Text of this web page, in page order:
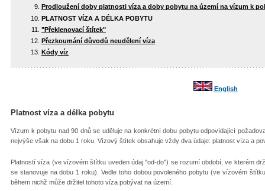
Prodloužení doby platnosti víza a doby pobytu na území na vízum k
PLATNOST VÍZA A DÉLKA POBYTU
"Překlenovací štítek"
Přezkoumání důvodů neudělení víza
Kódy víz
English
Platnost víza a délka pobytu
Vízum k pobytu nad 90 dnů se uděluje na konkrétní dobu pobytu odpovídající
nejvýše však na dobu 1 roku. Vízový štítek obsahuje vždy dva údaje: platnost víza a
Platností víza (ve vízovém štítku uveden údaj "od-do") se rozumí období, ve kterém
se stanovuje na dobu 1 roku). Vedle toho dobou povoleného pobytu (ve vízovém
během nichž může držitel tohoto víza pobývat na území.